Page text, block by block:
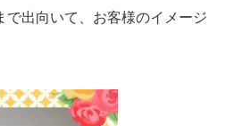
で出向いて、お客様のイメージ